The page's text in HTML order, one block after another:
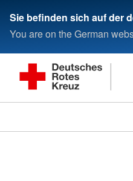
Sie befinden sich auf der
You are on the German